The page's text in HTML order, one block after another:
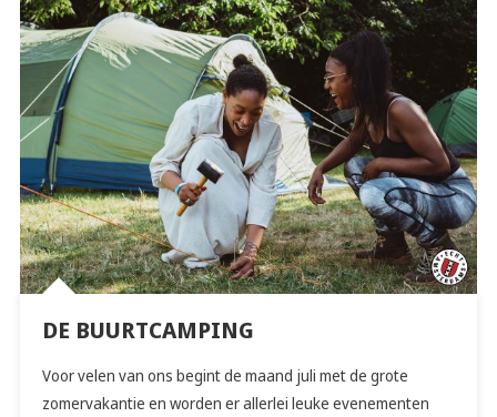
DE BUURTCAMPING
Voor velen van ons begint de maand juli met de grote
zomervakantie en worden er allerlei leuke evenementen